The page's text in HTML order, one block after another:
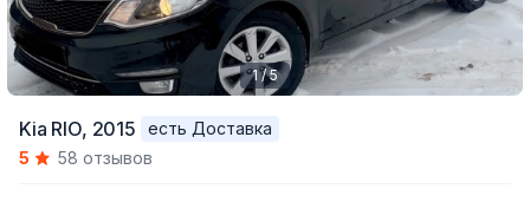
of
1 / 5
Kia RIO, 2015
есть Доставка
5
58 отзывов